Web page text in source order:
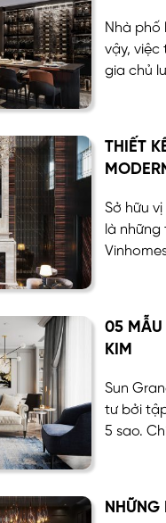
Nhà phố
vậy, việc
gia chủ
THIẾT
Sở hữu
là
05 MẪU
KIM
Sun
tư bởi
5 sao.
NHỮNG